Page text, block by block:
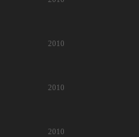
2010
2010
2010